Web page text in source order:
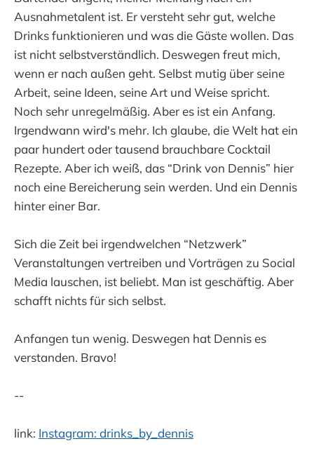
Ausnahmetalent ist. Er versteht sehr gut, welche
Drinks funktionieren und was die Gäste wollen. Das
ist nicht selbstverständlich. Deswegen freut mich,
wenn er nach außen geht. Selbst mutig über seine
Arbeit, seine Ideen, seine Art und Weise spricht.
Noch sehr unregelmäßig. Aber es ist ein Anfang.
Irgendwann wird's mehr. Ich glaube, die Welt hat ein
paar hundert oder tausend brauchbare Cocktail
Rezepte. Aber ich weiß, das “Drink von Dennis” hier
noch eine Bereicherung sein werden. Und ein Dennis
hinter einer Bar.
Sich die Zeit bei irgendwelchen “Netzwerk”
Veranstaltungen vertreiben und Vorträgen zu Social
Media lauschen, ist beliebt. Man ist geschäftig. Aber
schafft nichts für sich selbst.
Anfangen tun wenig. Deswegen hat Dennis es
verstanden. Bravo!
--
link: Instagram: drinks_by_dennis